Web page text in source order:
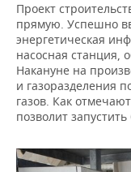
Проект
прямую. Успешно
энергетическая
насосная станция,
Накануне на
и газоразделения
газов. Как
позволит